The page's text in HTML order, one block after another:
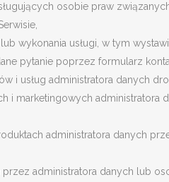
osobie praw
wykonania usługi, w tym
pytanie poprzez formularz
i usług administratora danych
i marketingowych
administratora danych
administratora danych lub